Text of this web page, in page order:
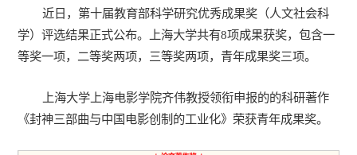
近日，第十届教育部科学研究优秀成果奖（人文社会科
学）评选结果正式公布。上海大学共有8项成果获奖，包含一
等奖一项，二等奖两项，三等奖两项，青年成果奖三项。
上海大学上海电影学院齐伟教授领衔申报的的科研著作
《封神三部曲与中国电影创制的工业化》荣获青年成果奖。